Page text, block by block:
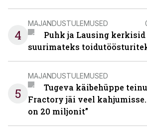
4
MAJANDUSTULEMUSED
Puhk ja Lausing kerkisid
suurimateks
5
MAJANDUSTULEMUSED
Tugeva käibehüppe
Fractory jäi veel
on 20 miljonit”